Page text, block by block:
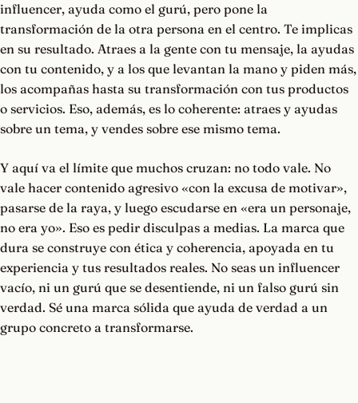
influencer, ayuda como el gurú, pero pone la
transformación de la otra persona en el centro. Te implicas
en su resultado. Atraes a la gente con tu mensaje, la ayudas
con tu contenido, y a los que levantan la mano y piden más,
los acompañas hasta su transformación con tus productos
o servicios. Eso, además, es lo coherente: atraes y ayudas
sobre un tema, y vendes sobre ese mismo tema.
Y aquí va el límite que muchos cruzan: no todo vale. No
vale hacer contenido agresivo «con la excusa de motivar»,
pasarse de la raya, y luego escudarse en «era un personaje,
no era yo». Eso es pedir disculpas a medias. La marca que
dura se construye con ética y coherencia, apoyada en tu
experiencia y tus resultados reales. No seas un influencer
vacío, ni un gurú que se desentiende, ni un falso gurú sin
verdad. Sé una marca sólida que ayuda de verdad a un
grupo concreto a transformarse.